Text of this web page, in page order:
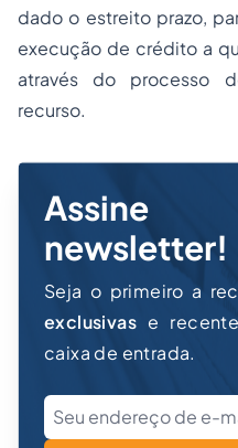
dado o estreito prazo,
execução de crédito a
através do processo
recurso.
Assine
newsletter!
Seja o primeiro a
exclusivas e
caixa de entrada.